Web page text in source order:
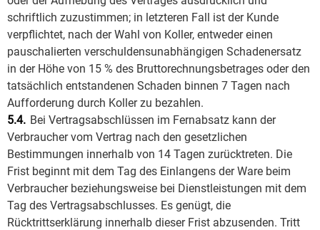
schriftlich zuzustimmen; in letzteren Fall ist der Kunde
verpflichtet, nach der Wahl von Koller, entweder einen
pauschalierten verschuldensunabhängigen Schadenersatz
in der Höhe von 15 % des Bruttorechnungsbetrages oder den
tatsächlich entstandenen Schaden binnen 7 Tagen nach
Aufforderung durch Koller zu bezahlen.
5.4. Bei Vertragsabschlüssen im Fernabsatz kann der
Verbraucher vom Vertrag nach den gesetzlichen
Bestimmungen innerhalb von 14 Tagen zurücktreten. Die
Frist beginnt mit dem Tag des Einlangens der Ware beim
Verbraucher beziehungsweise bei Dienstleistungen mit dem
Tag des Vertragsabschlusses. Es genügt, die
Rücktrittserklärung innerhalb dieser Frist abzusenden. Tritt